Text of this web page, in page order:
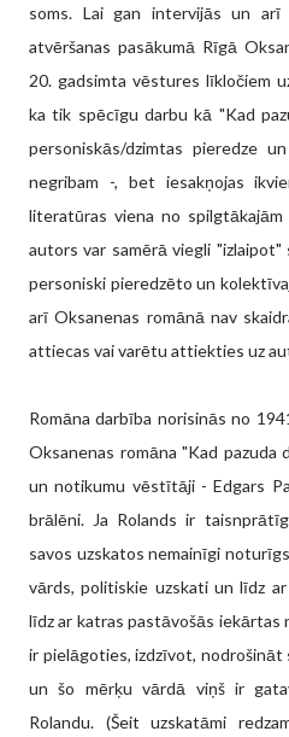
soms. Lai gan intervijās un arī
atvēršanas pasākumā Rīgā
20. gadsimta vēstures līkločiem
ka tik spēcīgu darbu kā "Kad
personiskās/dzimtas pieredze
negribam -, bet iesakņojas
literatūras viena no
autors var samērā viegli
personiski pieredzēto un
arī Oksanenas romānā nav
attiecas vai varētu attiekties uz
Romāna darbība norisinās no
Oksanenas romāna "Kad pazuda
un notikumu vēstītāji - Edgars
brālēni. Ja Rolands ir
savos uzskatos nemainīgi
vārds, politiskie uzskati un līdz
līdz ar katras pastāvošās iekārtas
ir pielāgoties, izdzīvot, nodrošināt
un šo mērķu vārdā viņš ir
Rolandu. (Šeit uzskatāmi